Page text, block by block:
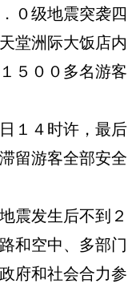
级地震突袭四
堂洲际大饭店内
５００多名游客
１４时许，最后
留游客全部安全
发生后不到２
和空中、多部门
府和社会合力参